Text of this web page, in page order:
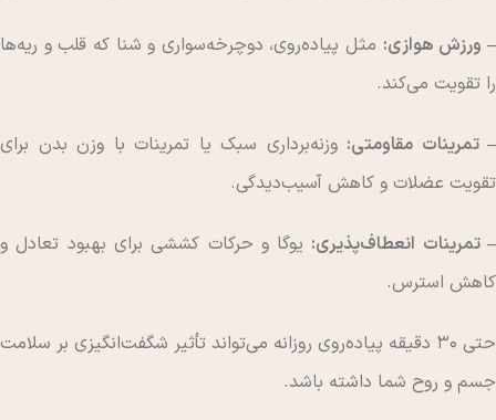
– ورزش هوازی: مثل پیاده‌روی، دوچرخه‌سواری و شنا که قلب و ریه‌ها
را تقویت می‌کند.
– تمرینات مقاومتی: وزنه‌برداری سبک یا تمرینات با وزن بدن برای
تقویت عضلات و کاهش آسیب‌دیدگی.
– تمرینات انعطاف‌پذیری: یوگا و حرکات کششی برای بهبود تعادل و
کاهش استرس.
حتی ۳۰ دقیقه پیاده‌روی روزانه می‌تواند تأثیر شگفت‌انگیزی بر سلامت
جسم و روح شما داشته باشد.